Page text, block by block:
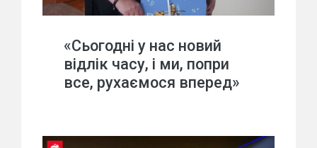
«Сьогодні у нас новий
відлік часу, і ми, попри
все, рухаємося вперед»